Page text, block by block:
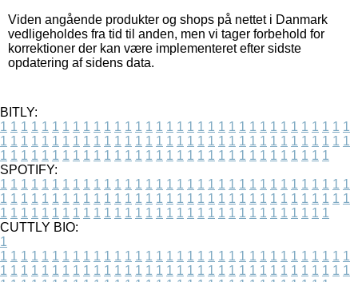
Viden angående produkter og shops på nettet i Danmark
vedligeholdes fra tid til anden, men vi tager forbehold for
korrektioner der kan være implementeret efter sidste
opdatering af sidens data.
BITLY:
1 1 1 1 1 1 1 1 1 1 1 1 1 1 1 1 1 1 1 1 1 1 1 1 1 1 1 1 1 1 1 1 1 1
1 1 1 1 1 1 1 1 1 1 1 1 1 1 1 1 1 1 1 1 1 1 1 1 1 1 1 1 1 1 1 1 1 1
1 1 1 1 1 1 1 1 1 1 1 1 1 1 1 1 1 1 1 1 1 1 1 1 1 1 1 1 1 1 1 1
SPOTIFY:
1 1 1 1 1 1 1 1 1 1 1 1 1 1 1 1 1 1 1 1 1 1 1 1 1 1 1 1 1 1 1 1 1 1
1 1 1 1 1 1 1 1 1 1 1 1 1 1 1 1 1 1 1 1 1 1 1 1 1 1 1 1 1 1 1 1 1 1
1 1 1 1 1 1 1 1 1 1 1 1 1 1 1 1 1 1 1 1 1 1 1 1 1 1 1 1 1 1 1 1
CUTTLY BIO:
1
1 1 1 1 1 1 1 1 1 1 1 1 1 1 1 1 1 1 1 1 1 1 1 1 1 1 1 1 1 1 1 1 1 1
1 1 1 1 1 1 1 1 1 1 1 1 1 1 1 1 1 1 1 1 1 1 1 1 1 1 1 1 1 1 1 1 1 1